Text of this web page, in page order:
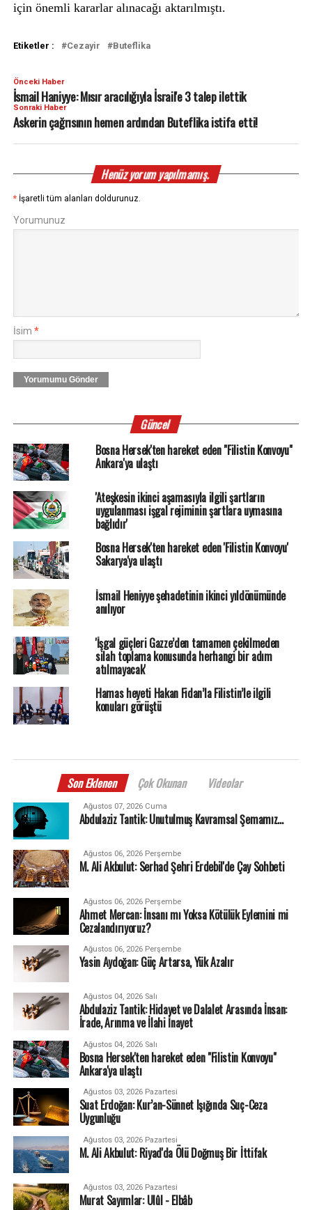
için önemli kararlar alınacağı aktarılmıştı.
Etiketler : Cezayir Buteflika
Önceki Haber
İsmail Haniyye: Mısır aracılığıyla İsrail'e 3 talep ilettik
Sonraki Haber
Askerin çağrısının hemen ardından Buteflika istifa etti!
Henüz yorum yapılmamış.
* İşaretli tüm alanları doldurunuz.
Yorumunuz
İsim *
Yorumumu Gönder
Güncel
Bosna Hersek'ten hareket eden "Filistin Konvoyu"
Ankara'ya ulaştı
'Ateşkesin ikinci aşamasıyla ilgili şartların
uygulanması işgal rejiminin şartlara uymasına
bağlıdır'
Bosna Hersek'ten hareket eden 'Filistin Konvoyu'
Sakarya'ya ulaştı
İsmail Heniyye şehadetinin ikinci yıldönümünde
anılıyor
'İşgal güçleri Gazze’den tamamen çekilmeden
silah toplama konusunda herhangi bir adım
atılmayacak'
Hamas heyeti Hakan Fidan’la Filistin’le ilgili
konuları görüştü
Son Eklenen Çok Okunan Videolar
Ağustos 07, 2026 Cuma
Abdulaziz Tantik: Unutulmuş Kavramsal Şemamız…
Ağustos 06, 2026 Perşembe
M. Ali Akbulut: Serhad Şehri Erdebil'de Çay Sohbeti
Ağustos 06, 2026 Perşembe
Ahmet Mercan: İnsanı mı Yoksa Kötülük Eylemini mi
Cezalandırıyoruz?
Ağustos 06, 2026 Perşembe
Yasin Aydoğan: Güç Artarsa, Yük Azalır
Ağustos 04, 2026 Salı
Abdulaziz Tantik: Hidayet ve Dalalet Arasında İnsan:
İrade, Arınma ve İlahi İnayet
Ağustos 04, 2026 Salı
Bosna Hersek'ten hareket eden "Filistin Konvoyu"
Ankara'ya ulaştı
Ağustos 03, 2026 Pazartesi
Suat Erdoğan: Kur’an-Sünnet Işığında Suç-Ceza
Uygunluğu
Ağustos 03, 2026 Pazartesi
M. Ali Akbulut: Riyad'da Ölü Doğmuş Bir İttifak
Ağustos 03, 2026 Pazartesi
Murat Sayımlar: Ulûl - Elbâb